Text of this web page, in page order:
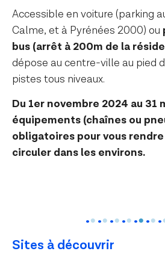
Accessible en voiture (parking
Calme, et à Pyrénées 2000) ou
bus (arrêt à 200m de la
dépose au centre-ville au pied
pistes tous niveaux.
Du 1er novembre 2024 au 31
équipements (chaînes ou
obligatoires pour vous
circuler dans les environs.
Sites à découvrir